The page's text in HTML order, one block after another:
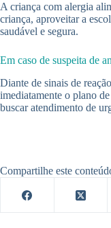
A criança com alergia
criança, aproveitar a
saudável e segura.
Em caso de suspeita de
Diante de sinais de
imediatamente o plano
buscar atendimento de
Compartilhe este